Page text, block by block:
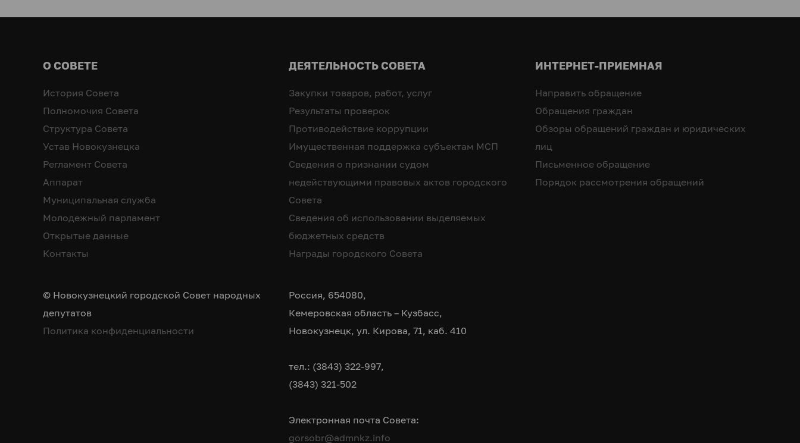
О СОВЕТЕ
История Совета
Полномочия Совета
Структура Совета
Устав Новокузнецка
Регламент Совета
Аппарат
Муниципальная служба
Молодежный парламент
Открытые данные
Контакты
ДЕЯТЕЛЬНОСТЬ СОВЕТА
Закупки товаров, работ, услуг
Результаты проверок
Противодействие коррупции
Имущественная поддержка субъектам МСП
Сведения о признании судом
недействующими правовых актов городского
Совета
Сведения об использовании выделяемых
бюджетных средств
Награды городского Совета
ИНТЕРНЕТ-ПРИЕМНАЯ
Направить обращение
Обращения граждан
Обзоры обращений граждан и юридических
лиц
Письменное обращение
Порядок рассмотрения обращений
© Новокузнецкий городской Совет народных
депутатов
Политика конфиденциальности
Россия, 654080,
Кемеровская область – Кузбасс,
Новокузнецк, ул. Кирова, 71, каб. 410
тел.: (3843) 322-997,
(3843) 321-502
Электронная почта Совета:
gorsobr@admnkz.info